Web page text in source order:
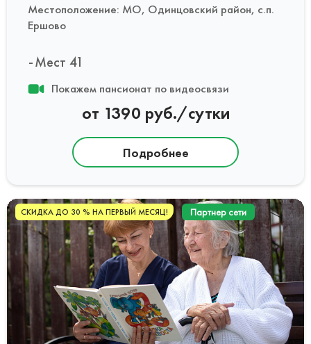
Местоположение: МО, Одинцовский район, с.п.
Ершово
Мест 41
Покажем пансионат по видеосвязи
от 1390 руб./сутки
Подробнее
СКИДКА ДО 30 % НА ПЕРВЫЙ МЕСЯЦ! Партнер сети